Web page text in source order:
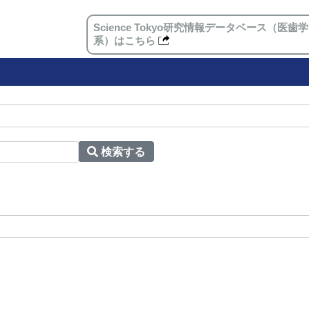
Science Tokyo研究情報データベース（医歯学
系）はこちら
検索する